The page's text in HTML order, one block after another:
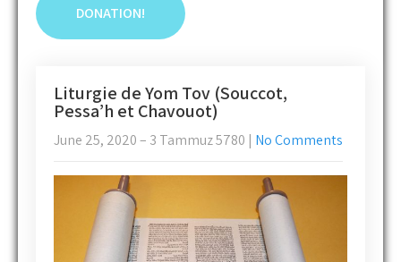
DONATION!
Liturgie de Yom Tov (Souccot,
Pessa’h et Chavouot)
June 25, 2020 – 3 Tammuz 5780 | No Comments